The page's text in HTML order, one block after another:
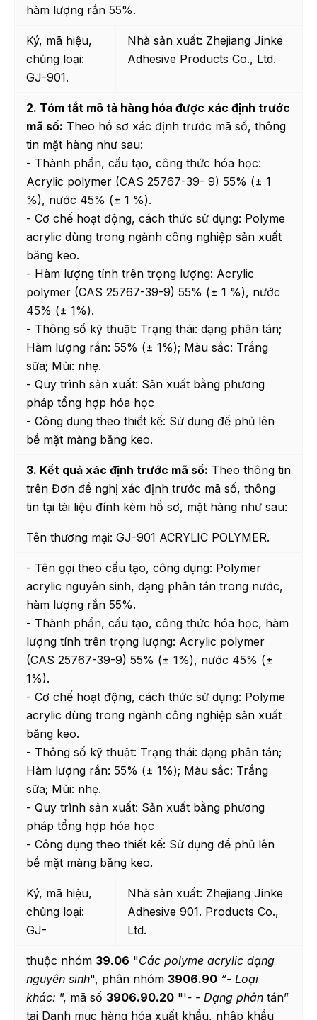
hàm lượng rắn 55%.
Ký, mã hiệu,
chủng loại:
GJ-901.
Nhà sản xuất: Zhejiang Jinke
Adhesive Products Co., Ltd.
2. Tóm tắt mô tả hàng hóa được xác định trước
mã số: Theo hồ sơ xác định trước mã số, thông
tin mặt hàng như sau:
- Thành phần, cấu tạo, công thức hóa học:
Acrylic polymer (CAS 25767-39- 9) 55% (± 1
%), nước 45% (± 1 %).
- Cơ chế hoạt động, cách thức sử dụng: Polyme
acrylic dùng trong ngành công nghiệp sản xuất
băng keo.
- Hàm lượng tính trên trọng lượng: Acrylic
polymer (CAS 25767-39-9) 55% (± 1 %), nước
45% (± 1%).
- Thông số kỹ thuật: Trạng thái: dạng phân tán;
Hàm lượng rắn: 55% (± 1%); Màu sắc: Trắng
sữa; Mùi: nhẹ.
- Quy trình sản xuất: Sản xuất bằng phương
pháp tổng hợp hóa học
- Công dụng theo thiết kế: Sử dụng để phủ lên
bề mặt màng băng keo.
3. Kết quả xác định trước mã số: Theo thông tin
trên Đơn đề nghị xác định trước mã số, thông
tin tại tài liệu đính kèm hồ sơ, mặt hàng như sau:
Tên thương mại: GJ-901 ACRYLIC POLYMER.
- Tên gọi theo cấu tạo, công dụng: Polymer
acrylic nguyên sinh, dạng phân tán trong nước,
hàm lượng rắn 55%.
- Thành phần, cấu tạo, công thức hóa học, hàm
lượng tính trên trọng lượng: Acrylic polymer
(CAS 25767-39-9) 55% (± 1%), nước 45% (±
1%).
- Cơ chế hoạt động, cách thức sử dụng: Polyme
acrylic dùng trong ngành công nghiệp sản xuất
băng keo.
- Thông số kỹ thuật: Trạng thái: dạng phân tán;
Hàm lượng rắn: 55% (± 1%); Màu sắc: Trắng
sữa; Mùi: nhẹ.
- Quy trình sản xuất: Sản xuất bằng phương
pháp tổng hợp hóa học
- Công dụng theo thiết kế: Sử dụng để phủ lên
bề mặt màng băng keo.
Ký, mã hiệu,
chủng loại:
GJ-
Nhà sản xuất: Zhejiang Jinke
Adhesive 901. Products Co.,
Ltd.
thuộc nhóm 39.06 "Các polyme acrylic dạng
nguyên sinh", phân nhóm 3906.90 “- Loại
khác: ”, mã số 3906.90.20 "'- - Dạng phân tán”
tại Danh mục hàng hóa xuất khẩu, nhập khẩu